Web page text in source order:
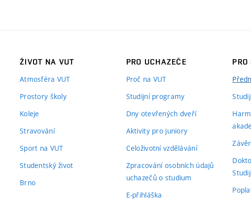
ŽIVOT NA VUT
Atmosféra VUT
Prostory školy
Koleje
Stravování
Sport na VUT
Studentský život
Brno
PRO UCHAZEČE
Proč na VUT
Studijní programy
Dny otevřených dveří
Aktivity pro juniory
Celoživotní vzdělávání
Zpracování osobních údajů
uchazečů o studium
E-přihláška
PRO